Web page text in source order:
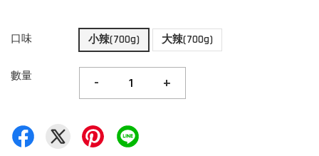
口味 小辣(700g) 大辣(700g)
數量 - +